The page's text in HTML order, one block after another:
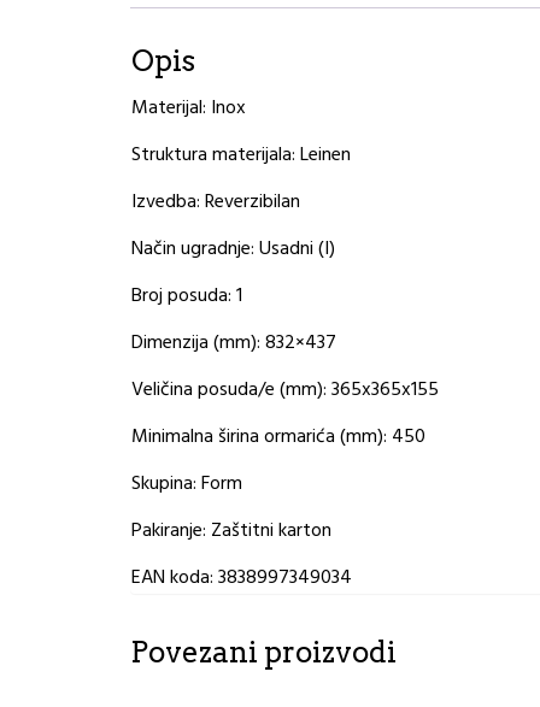
Opis
Materijal: Inox
Struktura materijala: Leinen
Izvedba: Reverzibilan
Način ugradnje: Usadni (I)
Broj posuda: 1
Dimenzija (mm): 832×437
Veličina posuda/e (mm): 365x365x155
Minimalna širina ormarića (mm): 450
Skupina: Form
Pakiranje: Zaštitni karton
EAN koda: 3838997349034
Povezani proizvodi